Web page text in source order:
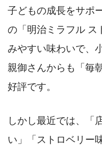
子どもの成長をサポ
の「明治ミラフル ス
みやすい味わいで、
親御さんからも「毎
好評です。
しかし最近では、「
い」「ストロベリー